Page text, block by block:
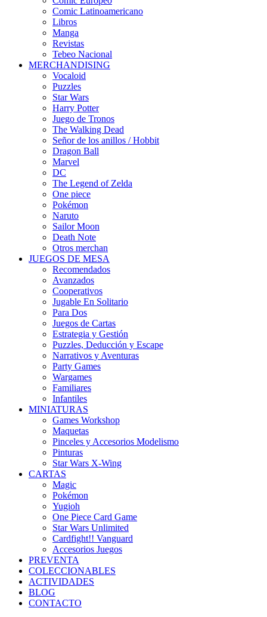
Comic Latinoamericano
Libros
Manga
Revistas
Tebeo Nacional
MERCHANDISING
Vocaloid
Puzzles
Star Wars
Harry Potter
Juego de Tronos
The Walking Dead
Señor de los anillos / Hobbit
Dragon Ball
Marvel
DC
The Legend of Zelda
One piece
Pokémon
Naruto
Sailor Moon
Death Note
Otros merchan
JUEGOS DE MESA
Recomendados
Avanzados
Cooperativos
Jugable En Solitario
Para Dos
Juegos de Cartas
Estrategia y Gestión
Puzzles, Deducción y Escape
Narrativos y Aventuras
Party Games
Wargames
Familiares
Infantiles
MINIATURAS
Games Workshop
Maquetas
Pinceles y Accesorios Modelismo
Pinturas
Star Wars X-Wing
CARTAS
Magic
Pokémon
Yugioh
One Piece Card Game
Star Wars Unlimited
Cardfight!! Vanguard
Accesorios Juegos
PREVENTA
COLECCIONABLES
ACTIVIDADES
BLOG
CONTACTO